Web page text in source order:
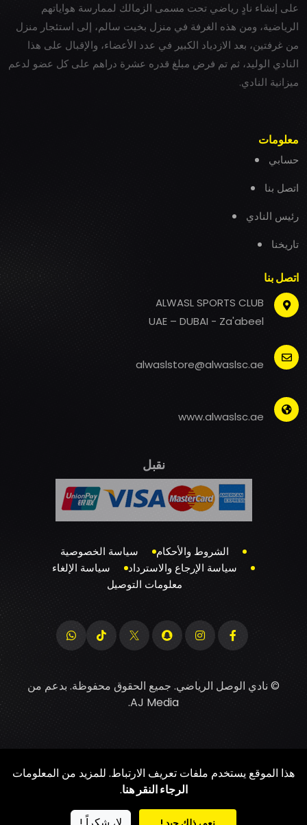
على إنشاء نادٍ رياضي تحت مسمى الزمالك لممارسة هواياتهم
الرياضية، ومن هذه الغرفة في منزل بخيت سالم، إلى استئجار منزل
من غرفتين، بعد الازدياد الكبير في عدد الأعضاء، والإقبال على هذا
النادي الوليد، ثم تم فرض مبلغ قدره عشرة دراهم على كل عضو لدعم
ميزانية النادي.
معلومات
حسابي
اتصل بنا
رئيس النادي
تاريخنا
اتصل بنا
ALWASL SPORTS CLUB
UAE – DUBAI - Za'abeel
alwaslstore@alwaslsc.ae
www.alwaslsc.ae
نقبل
الشروط والأحكام
سياسة الخصوصية
سياسة الإرجاع والاسترداد
سياسة الإلغاء
معلومات التوصيل
© نادي الوصل الرياضي. جميع الحقوق محفوظة. بدعم من
AJ Media
.
هذا الموقع يستخدم ملفات تعريف الارتباط. للمزيد من المعلومات
الرجاء النقر هنا.